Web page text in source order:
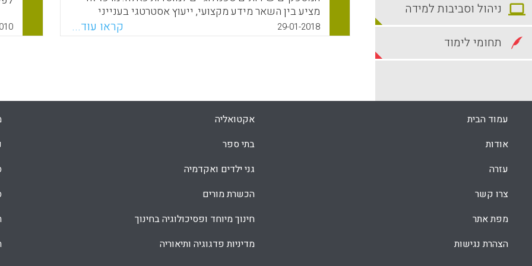
מציע בין השאר מידע מקצועי, ייעוץ אסטרטגי בענייני
מדיניות, יוזמות ומחקר יישומי בתחומי ההוראה והלימוד.
בדו"ח מיוחד שהכין, מנה המרכז את עשר האסטרטגיות
29-01-2018 קראו עוד...
ניהול וסביבות למידה
תחומי לימוד
עמוד הבית
אודות
עזרה
צרו קשר
מפת אתר
הצהרת נגישות
אקטואליה
בתי ספר
גני ילדים ואקדמיה
הכשרת מורים
חינוך מיוחד ופסיכולוגיה בחינוך
מדיניות פדגוגיה ותיאוריה